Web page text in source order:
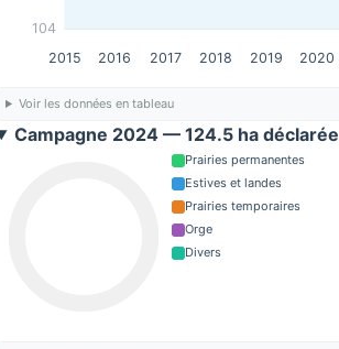
104
2015 2016 2017 2018 2019 2020
Voir les données en tableau
Campagne 2024 — 124.5 ha déclarée
Prairies permanentes
Estives et landes
Prairies temporaires
Orge
Divers